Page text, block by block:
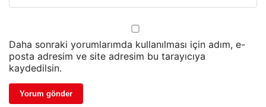
Daha sonraki yorumlarımda kullanılması için adım, e-
posta adresim ve site adresim bu tarayıcıya
kaydedilsin.